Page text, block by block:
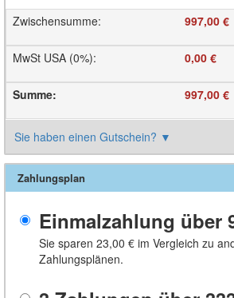
Zwischensumme: 997,00 €
MwSt USA (0%): 0,00 €
Summe: 997,00 €
Sie haben einen Gutschein? ▼
Zahlungsplan
Einmalzahlung über
Sie sparen 23,00 € im Vergleich zu
Zahlungsplänen.